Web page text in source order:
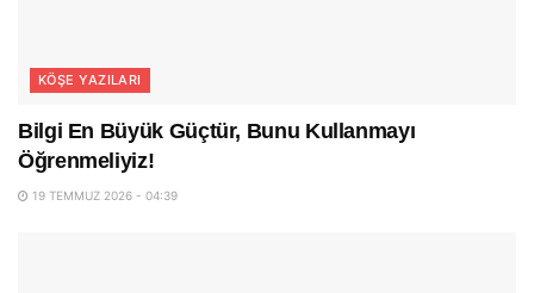
KÖŞE YAZILARI
Bilgi En Büyük Güçtür, Bunu Kullanmayı
Öğrenmeliyiz!
19 TEMMUZ 2026 - 04:39